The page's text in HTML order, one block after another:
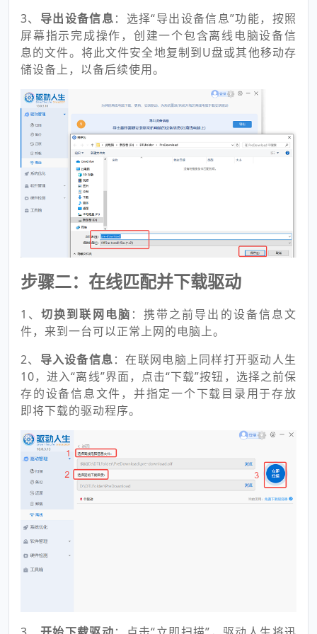
3、 导出设备信息：选择“导出设备信息”功能，按照
屏幕指示完成操作，创建一个包含离线电脑设备信
息的文件。将此文件安全地复制到U盘或其他移动存
储设备上，以备后续使用。
步骤二：在线匹配并下载驱动
1、切换到联网电脑 ：携带之前导出的设备信息文
件，来到一台可以正常上网的电脑上。
2、 导入设备信息：在联网电脑上同样打开驱动人生
10，进入“离线”界面，点击“下载”按钮，选择之前保
存的设备信息文件，并指定一个下载目录用于存放
即将下载的驱动程序。